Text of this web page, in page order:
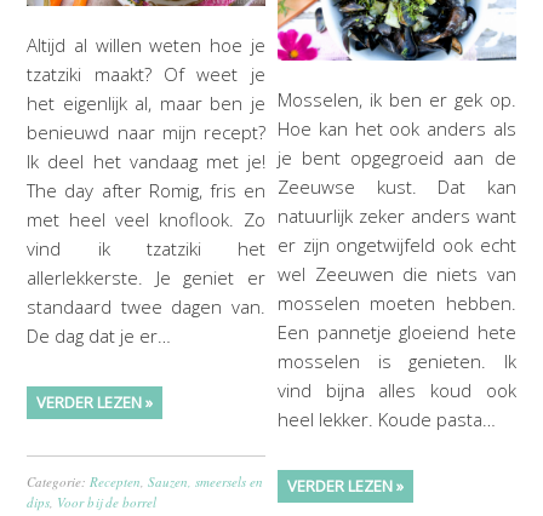
Altijd al willen weten hoe je
tzatziki maakt? Of weet je
het eigenlijk al, maar ben je
benieuwd naar mijn recept?
Ik deel het vandaag met je!
The day after Romig, fris en
met heel veel knoflook. Zo
vind ik tzatziki het
allerlekkerste. Je geniet er
standaard twee dagen van.
De dag dat je er…
VERDER LEZEN »
Categorie: Recepten ,Sauzen, smeersels en
dips Voor bij de borrel
Mosselen, ik ben er gek op.
Hoe kan het ook anders als
je bent opgegroeid aan de
Zeeuwse kust. Dat kan
natuurlijk zeker anders want
er zijn ongetwijfeld ook echt
wel Zeeuwen die niets van
mosselen moeten hebben.
Een pannetje gloeiend hete
mosselen is genieten. Ik
vind bijna alles koud ook
heel lekker. Koude pasta…
VERDER LEZEN »